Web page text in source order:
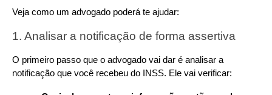
Veja como um advogado poderá te ajudar:
1. Analisar a notificação de forma assertiva
O primeiro passo que o advogado vai dar é analisar a
notificação que você recebeu do INSS. Ele vai verificar: